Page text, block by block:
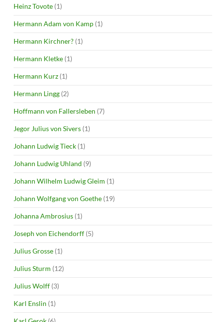
Heinz Tovote (1)
Hermann Adam von Kamp (1)
Hermann Kirchner? (1)
Hermann Kletke (1)
Hermann Kurz (1)
Hermann Lingg (2)
Hoffmann von Fallersleben (7)
Jegor Julius von Sivers (1)
Johann Ludwig Tieck (1)
Johann Ludwig Uhland (9)
Johann Wilhelm Ludwig Gleim (1)
Johann Wolfgang von Goethe (19)
Johanna Ambrosius (1)
Joseph von Eichendorff (5)
Julius Grosse (1)
Julius Sturm (12)
Julius Wolff (3)
Karl Enslin (1)